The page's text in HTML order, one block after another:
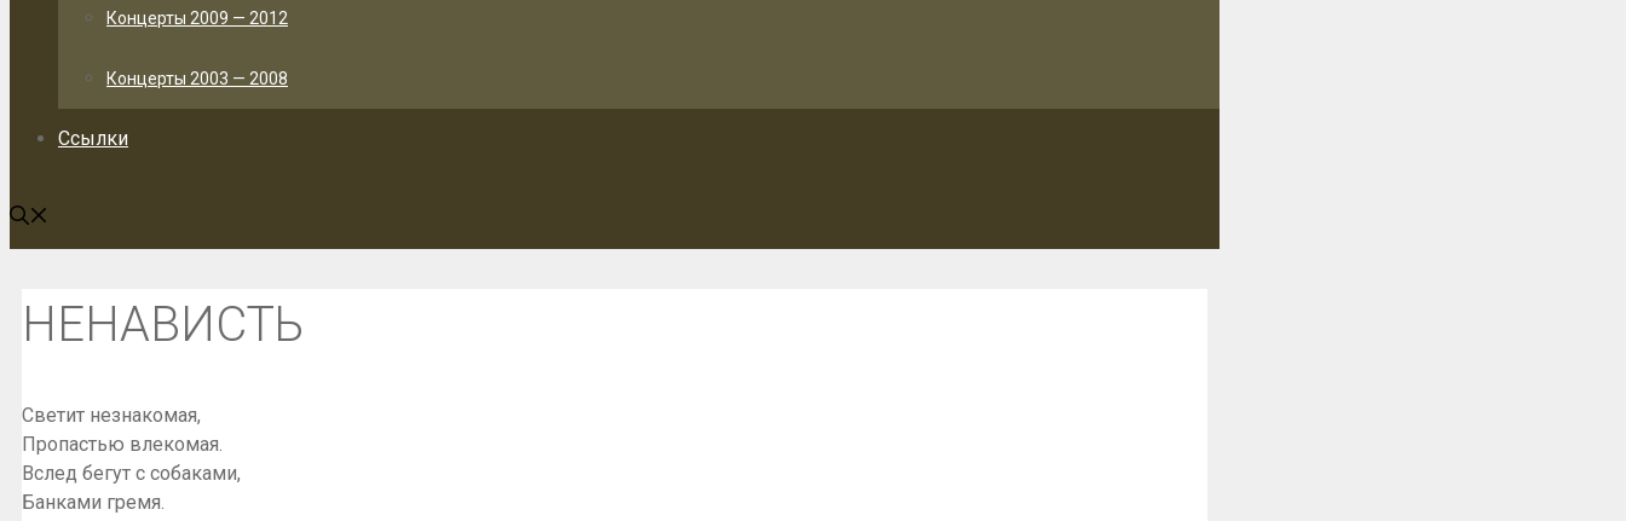
Концерты 2009 — 2012
Концерты 2003 — 2008
Ссылки
НЕНАВИСТЬ
Светит незнакомая,
Пропастью влекомая.
Вслед бегут с собаками,
Банками гремя.